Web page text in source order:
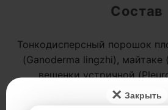
×
Состав
Тонкодисперсный порошок
(Ganoderma lingzhi), майтаке
вешенки устричной
низкотемпературной сушки;
(Curcuma longa), экстракт